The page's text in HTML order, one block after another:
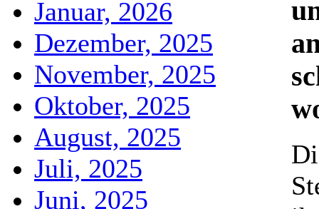
Januar, 2026
Dezember, 2025
November, 2025
Oktober, 2025
August, 2025
Juli, 2025
Juni, 2025